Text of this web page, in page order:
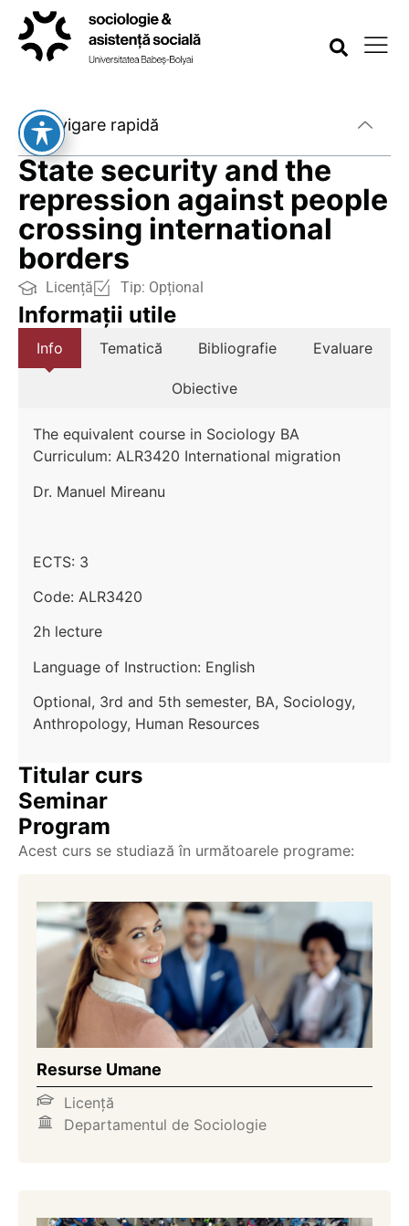
State security and the
repression against people
crossing international
borders
Licență Tip: Opțional
Informații utile
Info Tematică Bibliografie Evaluare
Obiective
The equivalent course in Sociology BA
Curriculum: ALR3420 International migration
Dr. Manuel Mireanu
ECTS: 3
Code: ALR3420
2h lecture
Language of Instruction: English
Optional, 3rd and 5th semester, BA, Sociology,
Anthropology, Human Resources
Titular curs
Seminar
Program
Acest curs se studiază în următoarele programe:
Resurse Umane
Licență
Departamentul de Sociologie
Navigare rapidă